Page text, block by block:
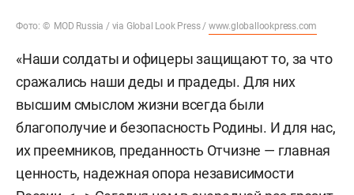
Фото: © MOD Russia / via Global Look Press / www.globallookpress.com
«Наши солдаты и офицеры защищают то, за что
сражались наши деды и прадеды. Для них
высшим смыслом жизни всегда были
благополучие и безопасность Родины. И для нас,
их преемников, преданность Отчизне — главная
ценность, надежная опора независимости